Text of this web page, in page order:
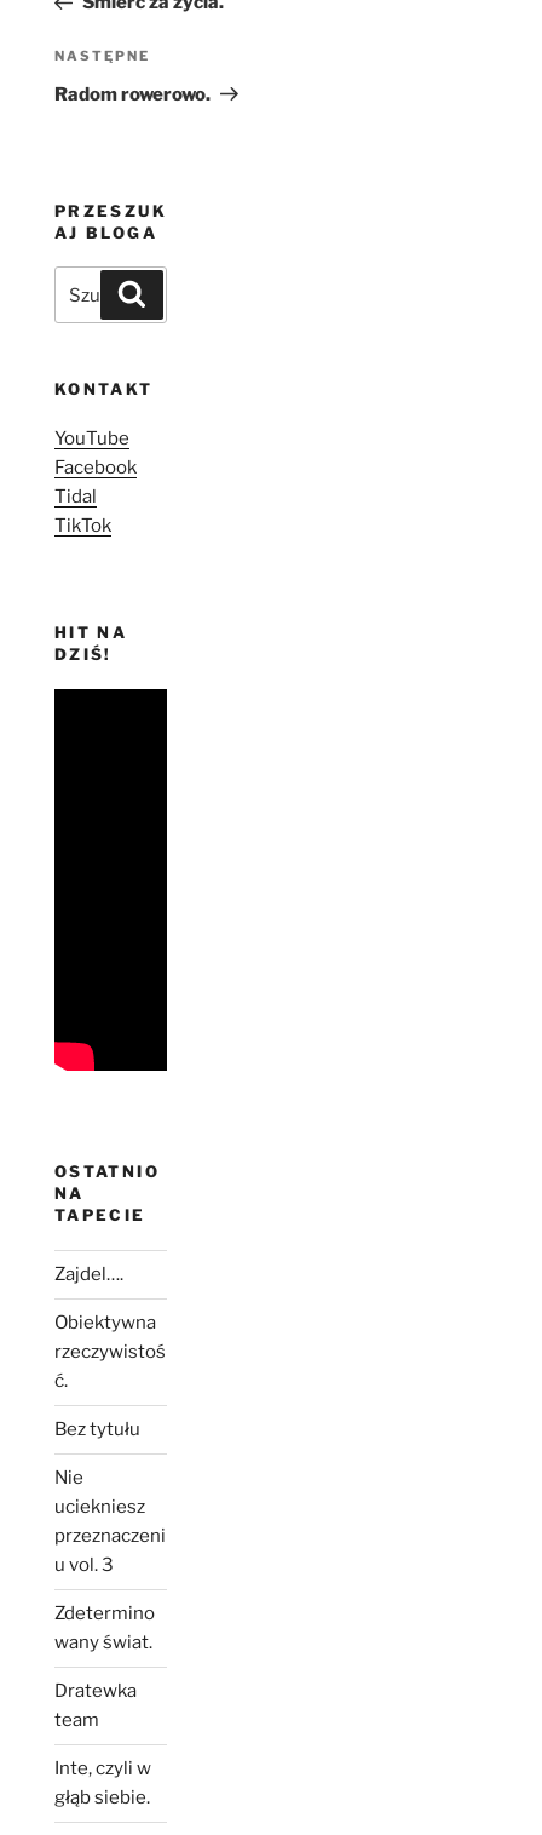
Następny
wpis
NASTĘPNE
Radom rowerowo.
PRZESZUK
AJ BLOGA
Szukaj:
KONTAKT
YouTube
Facebook
Tidal
TikTok
HIT NA
DZIŚ!
OSTATNIO
NA
TAPECIE
Zajdel….
Obiektywna
rzeczywistoś
ć.
Bez tytułu
Nie
uciekniesz
przeznaczeni
u vol. 3
Zdetermino
wany świat.
Dratewka
team
Inte, czyli w
głąb siebie.